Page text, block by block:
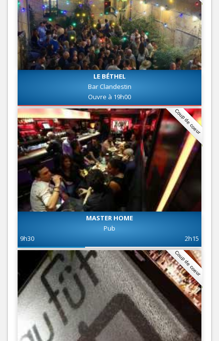
LE BÉTHEL
Bar Clandestin
Ouvre à 19h00
Coup de coeur
MASTER HOME
Pub
9h30
2h15
Coup de coeur